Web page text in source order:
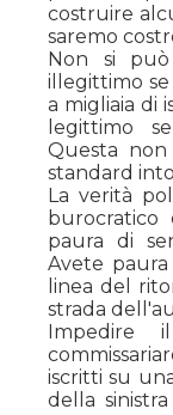
costruire
saremo
Non si
illegittimo
a migliaia di
legittimo
Questa
standard
La verità
burocratico
paura di
Avete
linea del
strada
Impedire
iscritti su
della